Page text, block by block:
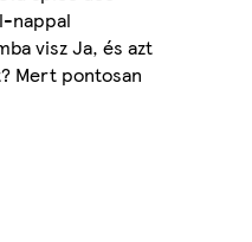
nappal
visz Ja, és azt
Mert pontosan